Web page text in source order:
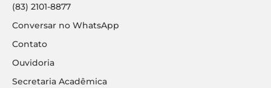
(83) 2101-8877
Conversar no WhatsApp
Contato
Ouvidoria
Secretaria Acadêmica